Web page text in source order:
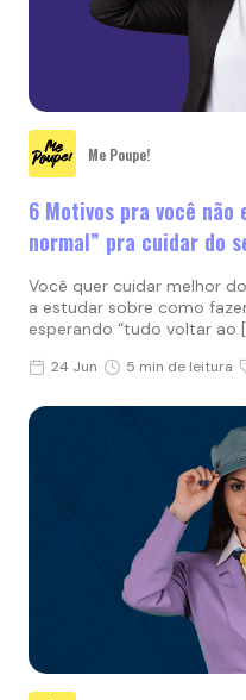
Me Poupe!
6 Motivos pra você
normal” pra cuidar do
Você quer cuidar melhor
a estudar sobre como
esperando “tudo voltar ao
24 Jun 5 min de leitura